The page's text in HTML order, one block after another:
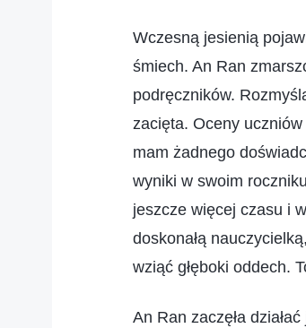
Wczesną jesienią
śmiech. An Ran
podręczników.
zacięta. Oceny
mam żadnego
wyniki w swoim
jeszcze więcej czasu i
doskonałą
wziąć głęboki oddech.
An Ran zaczęła